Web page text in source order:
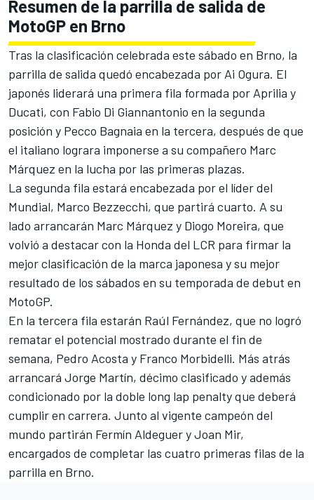
Resumen de la parrilla de salida de
MotoGP en Brno
Tras la clasificación celebrada este sábado en Brno, la
parrilla de salida quedó encabezada por Ai Ogura. El
japonés liderará una primera fila formada por Aprilia y
Ducati, con Fabio Di Giannantonio en la segunda
posición y Pecco Bagnaia en la tercera, después de que
el italiano lograra imponerse a su compañero Marc
Márquez en la lucha por las primeras plazas.
La segunda fila estará encabezada por el líder del
Mundial, Marco Bezzecchi, que partirá cuarto. A su
lado arrancarán Marc Márquez y Diogo Moreira, que
volvió a destacar con la Honda del LCR para firmar la
mejor clasificación de la marca japonesa y su mejor
resultado de los sábados en su temporada de debut en
MotoGP.
En la tercera fila estarán Raúl Fernández, que no logró
rematar el potencial mostrado durante el fin de
semana, Pedro Acosta y Franco Morbidelli. Más atrás
arrancará Jorge Martín, décimo clasificado y además
condicionado por la doble long lap penalty que deberá
cumplir en carrera. Junto al vigente campeón del
mundo partirán Fermín AldegueryJoan Mir,
encargados de completar las cuatro primeras filas de la
parrilla en Brno.